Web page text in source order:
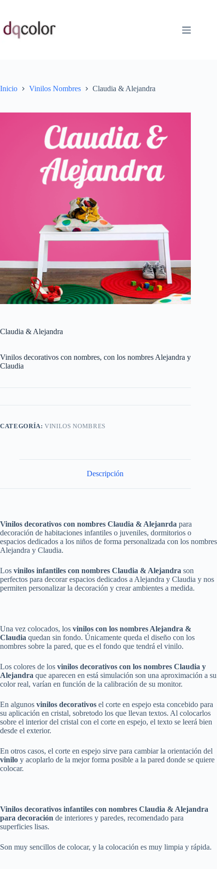
contenido
Inicio Vinilos Nombres Claudia & Alejandra
Claudia & Alejandra
Vinilos decorativos con nombres, con los nombres Alejandra y
Claudia
CATEGORÍA:VINILOS NOMBRES
Descripción
Vinilos decorativos con nombres Claudia & Alejanrda para
decoración de habitaciones infantiles o juveniles, dormitorios o
espacios dedicados a los niños de forma personalizada con los nombres
Alejandra y Claudia.
Los vinilos infantiles con nombres Claudia & Alejandra son
perfectos para decorar espacios dedicados a Alejandra y Claudia y nos
permiten personalizar la decoración y crear ambientes a medida.
Una vez colocados, los vinilos con los nombres Alejandra &
Claudia quedan sin fondo. Únicamente queda el diseño con los
nombres sobre la pared, que es el fondo que tendrá el vinilo.
Los colores de los vinilos decorativos con los nombres Claudia y
Alejandra que aparecen en está simulación son una aproximación a su
color real, varían en función de la calibración de su monitor.
En algunos vinilos decorativos el corte en espejo esta concebido para
su aplicación en cristal, sobretodo los que llevan textos. Al colocarlos
sobre el interior del cristal con el corte en espejo, el texto se leerá bien
desde el exterior.
En otros casos, el corte en espejo sirve para cambiar la orientación del
vinilo y acoplarlo de la mejor forma posible a la pared donde se quiere
colocar.
Vinilos decorativos infantiles con nombres Claudia & Alejandra
para decoración de interiores y paredes, recomendado para
superficies lisas.
Son muy sencillos de colocar, y la colocación es muy limpia y rápida.